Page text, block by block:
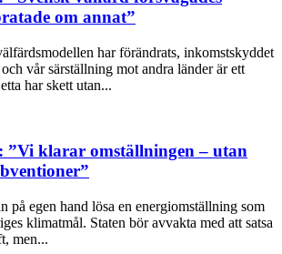
om annat”
har förändrats, inkomstskyddet
vår särställning mot andra länder är ett
har skett utan...
”Vi klarar omställningen – utan
på egen hand lösa en energiomställning som
klimatmål. Staten bör avvakta med att satsa
men...